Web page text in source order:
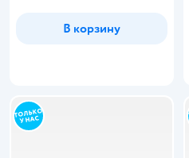
В корзину